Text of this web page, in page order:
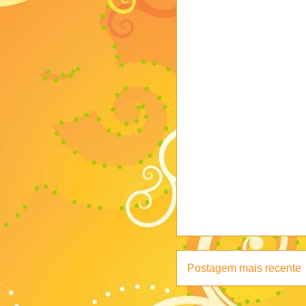
Postagem mais recente